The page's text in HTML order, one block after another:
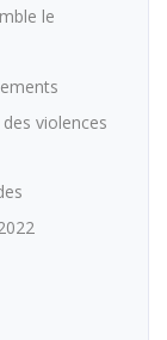
le
violences